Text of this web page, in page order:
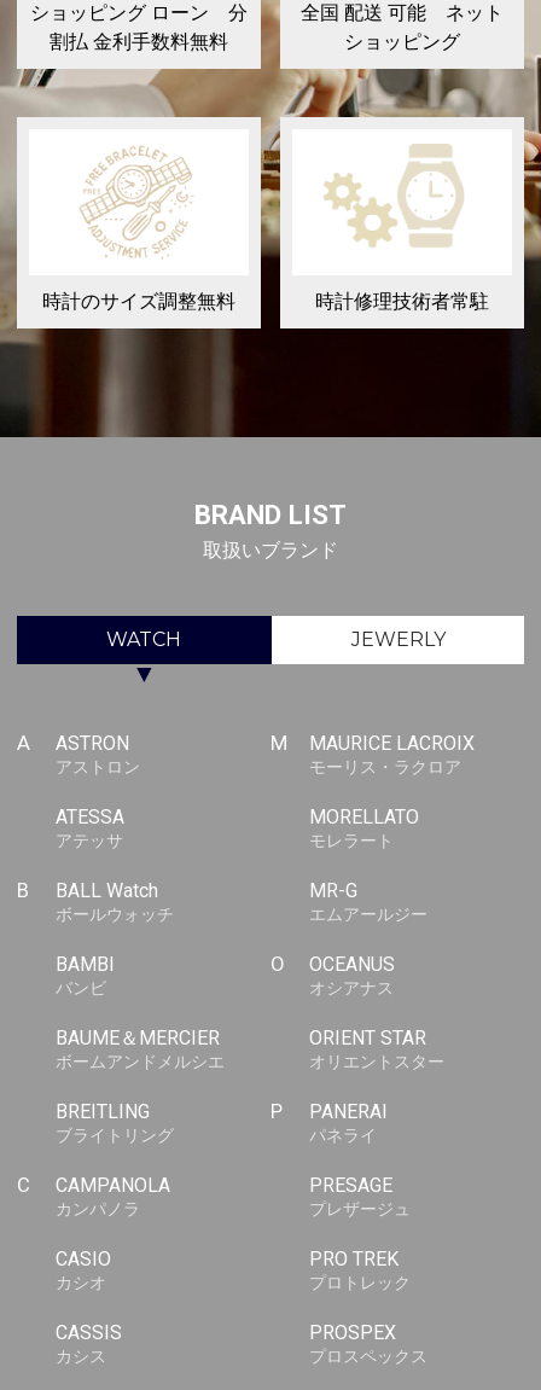
ショッピング ローン 分
割払 金利手数料無料
全国 配送 可能 ネット
ショッピング
時計のサイズ調整無料 時計修理技術者常駐
BRAND LIST
取扱いブランド
WATCH JEWERLY
▼
A ASTRON
アストロン
ATESSA
アテッサ
B BALL Watch
ボールウォッチ
BAMBI
バンビ
BAUME＆MERCIER
ボームアンドメルシエ
BREITLING
ブライトリング
C CAMPANOLA
カンパノラ
CASIO
カシオ
CASSIS
カシス
M MAURICE LACROIX
モーリス・ラクロア
MORELLATO
モレラート
MR-G
エムアールジー
O OCEANUS
オシアナス
ORIENT STAR
オリエントスター
P PANERAI
パネライ
PRESAGE
プレザージュ
PRO TREK
プロトレック
PROSPEX
プロスペックス